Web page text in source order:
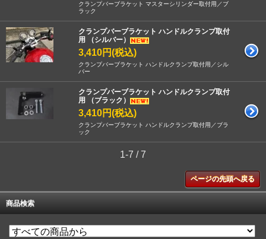
クランプバーブラケット マスターシリンダー取付用／ブ
ラック
クランプバーブラケット ハンドルクランプ取付
用 （シルバー）
3,410円(税込)
クランプバーブラケット ハンドルクランプ取付用／シル
バー
クランプバーブラケット ハンドルクランプ取付
用 （ブラック）
3,410円(税込)
クランプバーブラケット ハンドルクランプ取付用／ブラ
ック
1-7 / 7
ページの先頭へ戻る
商品検索